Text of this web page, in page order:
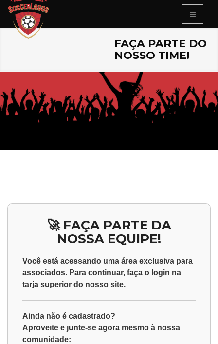
FAÇA PARTE DO
NOSSO TIME!
🚀 FAÇA PARTE DA
NOSSA EQUIPE!
Você está acessando uma área exclusiva para
associados. Para continuar, faça o login na
tarja superior do nosso site.
Ainda não é cadastrado?
Aproveite e junte-se agora mesmo à nossa
comunidade: